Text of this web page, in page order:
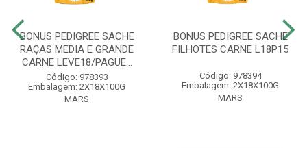
BONUS PEDIGREE SACHE
RAÇAS MEDIA E GRANDE
CARNE LEVE18/PAGUE...
Código: 978393
Embalagem: 2X18X100G
MARS
BONUS PEDIGREE SACHE
FILHOTES CARNE L18P15
Código: 978394
Embalagem: 2X18X100G
MARS